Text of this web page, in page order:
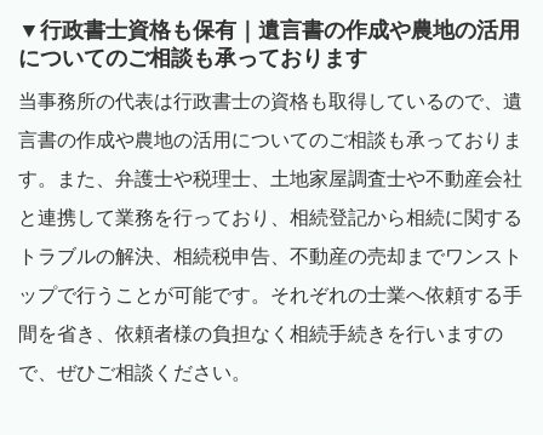
▼行政書士資格も保有｜遺言書の作成や農地の活用
についてのご相談も承っております
当事務所の代表は行政書士の資格も取得しているので、遺
言書の作成や農地の活用についてのご相談も承っておりま
す。また、弁護士や税理士、土地家屋調査士や不動産会社
と連携して業務を行っており、相続登記から相続に関する
トラブルの解決、相続税申告、不動産の売却までワンスト
ップで行うことが可能です。それぞれの士業へ依頼する手
間を省き、依頼者様の負担なく相続手続きを行いますの
で、ぜひご相談ください。